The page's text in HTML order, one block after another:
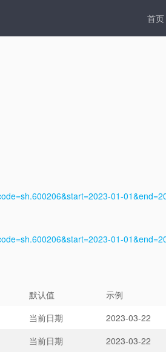
首页
01-
01-
默认值 示例
当前日期 2023-03-22
当前日期 2023-03-22